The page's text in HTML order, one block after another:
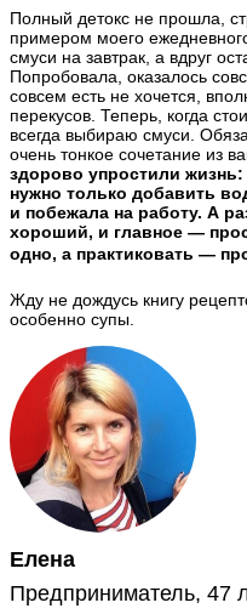
Полный детокс не прошла,
примером моего
смуси на завтрак, а вдруг
Попробовала, оказалось
совсем есть не хочется,
перекусов. Теперь, когда
всегда выбираю смуси.
очень тонкое сочетание из
здорово упростили
нужно только добавить
и побежала на работу. А
хороший, и главное —
одно, а практиковать —
Жду не дождусь книгу
особенно супы.
Елена
Предприниматель, 47